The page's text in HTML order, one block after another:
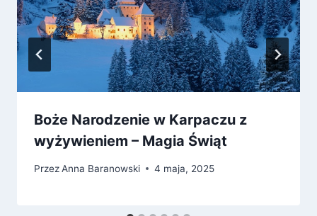
Boże Narodzenie w Karpaczu z
wyżywieniem – Magia Świąt
PrzezAnna Baranowski 4 maja, 2025